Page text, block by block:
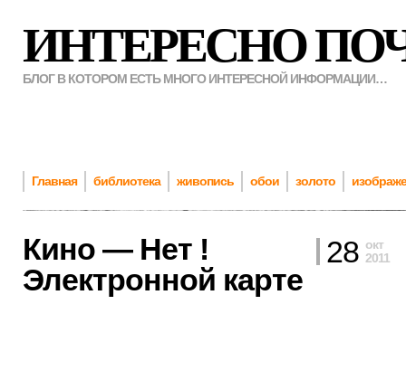
ИНТЕРЕСНО
БЛОГ В КОТОРОМ ЕСТЬ МНОГО ИНТЕРЕСНОЙ ИНФОРМАЦИИ…
Главная библиотека живопись обои золото
Кино — Нет !
Электронной карте
28 окт
2011